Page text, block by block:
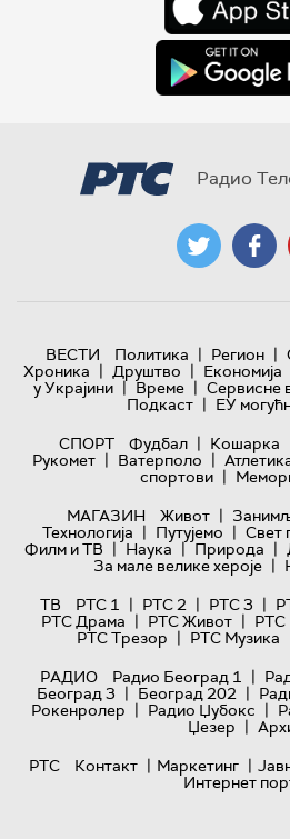
Радио
ВЕСТИ Политика | Регион |
Хроника | Друштво | Економија
у Украјини | Време | Сервисне
Подкаст | ЕУ
СПОРТ
Фудбал | Кошарка
Рукомет | Ватерполо |
спортови |
МАГАЗИН
Живот |
Технологијa | Путујемо | Свет
Филм и ТВ | Наука | Природа |
За мале велике хероје |
ТВ
РТС 1 | РТС 2 | РТС 3 |
РТС Драма | РТС Живот | РТС
РТС Трезор | РТС Музика
РАДИО
Радио Београд 1 |
Београд 3 | Београд 202 |
Рокенролер | Радио Џубокс |
Џезер |
РТС
Контакт | Маркетинг |
Интернет